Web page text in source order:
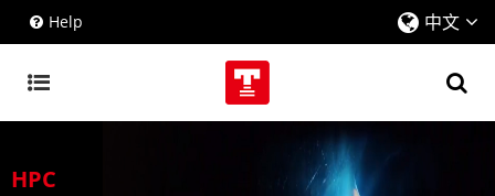
Help 中文
HPC